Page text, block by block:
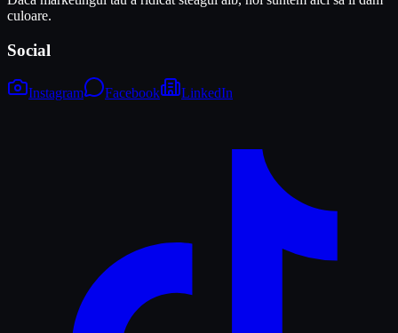
culoare.
Social
Instagram Facebook LinkedIn